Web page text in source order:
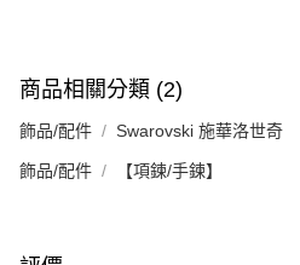
商品相關分類 (2)
飾品/配件 Swarovski 施華洛世奇
飾品/配件 【項鍊/手鍊】